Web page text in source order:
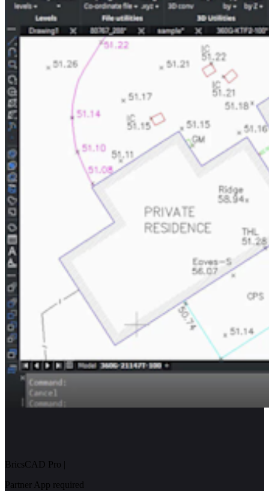
BricsCAD Pro |
Partner App required